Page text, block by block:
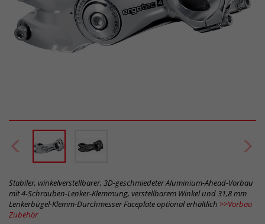
Stabiler, winkelverstellbarer, 3D-geschmiedeter Aluminium-Ahead-Vorbau
mit 4-Schrauben-Lenker-Klemmung, verstellbarem Winkel und 31,8 mm
Lenkerbügel-Klemm-Durchmesser Faceplate optional erhältlich >>Vorbau
Zubehör